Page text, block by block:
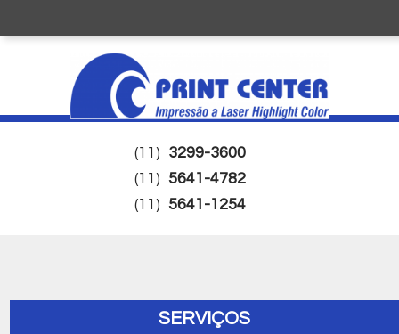
(11) 3299-3600
(11) 5641-4782
(11) 5641-1254
SERVIÇOS